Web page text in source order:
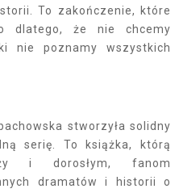
To zakończenie, które
dlatego, że nie chcemy
nie poznamy wszystkich
stworzyła solidny
serię. To książka, którą
i dorosłym, fanom
dramatów i historii o